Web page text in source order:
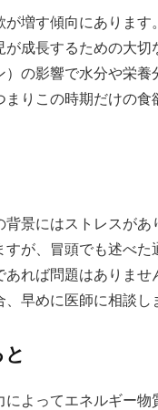
増す傾向にありま
成長するための大
の影響で水分や栄
りこの時期だけの
景にはストレスが
が、冒頭でも述べ
れば問題はありま
早めに医師に相談し
よってエネルギー